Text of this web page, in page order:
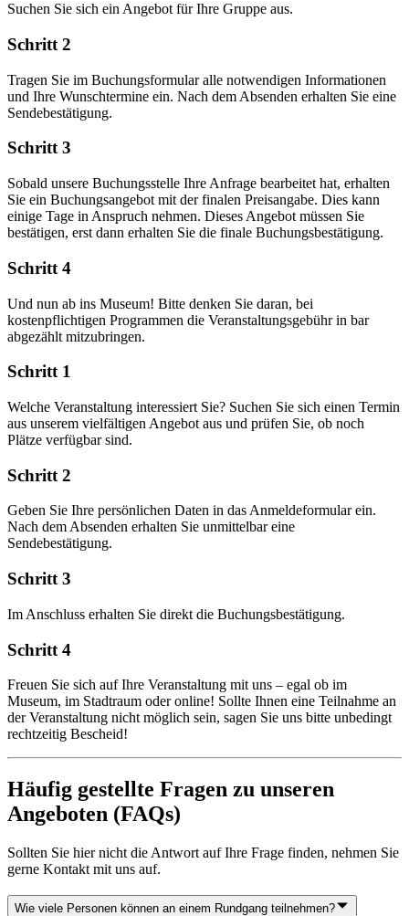
Suchen Sie sich ein Angebot für Ihre Gruppe aus.
Schritt 2
Tragen Sie im Buchungsformular alle notwendigen Informationen
und Ihre Wunschtermine ein. Nach dem Absenden erhalten Sie eine
Sendebestätigung.
Schritt 3
Sobald unsere Buchungsstelle Ihre Anfrage bearbeitet hat, erhalten
Sie ein Buchungsangebot mit der finalen Preisangabe. Dies kann
einige Tage in Anspruch nehmen. Dieses Angebot müssen Sie
bestätigen, erst dann erhalten Sie die finale Buchungsbestätigung.
Schritt 4
Und nun ab ins Museum! Bitte denken Sie daran, bei
kostenpflichtigen Programmen die Veranstaltungsgebühr in bar
abgezählt mitzubringen.
Schritt 1
Welche Veranstaltung interessiert Sie? Suchen Sie sich einen Termin
aus unserem vielfältigen Angebot aus und prüfen Sie, ob noch
Plätze verfügbar sind.
Schritt 2
Geben Sie Ihre persönlichen Daten in das Anmeldeformular ein.
Nach dem Absenden erhalten Sie unmittelbar eine
Sendebestätigung.
Schritt 3
Im Anschluss erhalten Sie direkt die Buchungsbestätigung.
Schritt 4
Freuen Sie sich auf Ihre Veranstaltung mit uns – egal ob im
Museum, im Stadtraum oder online! Sollte Ihnen eine Teilnahme an
der Veranstaltung nicht möglich sein, sagen Sie uns bitte unbedingt
rechtzeitig Bescheid!
Häufig gestellte Fragen zu unseren
Angeboten (FAQs)
Sollten Sie hier nicht die Antwort auf Ihre Frage finden, nehmen Sie
gerne Kontakt mit uns auf.
Wie viele Personen können an einem Rundgang teilnehmen?